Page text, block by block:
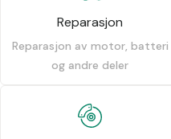
Reparasjon
Reparasjon av motor, batteri
og andre deler